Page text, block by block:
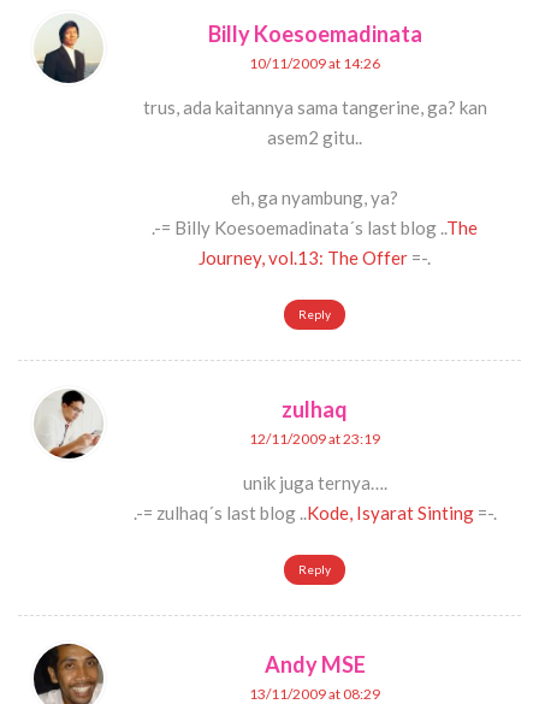
Billy Koesoemadinata
10/11/2009 at 14:26
trus, ada kaitannya sama tangerine, ga? kan
asem2 gitu..
eh, ga nyambung, ya?
.-= Billy Koesoemadinata´s last blog ..The
Journey, vol.13: The Offer =-.
Reply
zulhaq
12/11/2009 at 23:19
unik juga ternya….
.-= zulhaq´s last blog ..Kode, Isyarat Sinting=-.
Reply
Andy MSE
13/11/2009 at 08:29